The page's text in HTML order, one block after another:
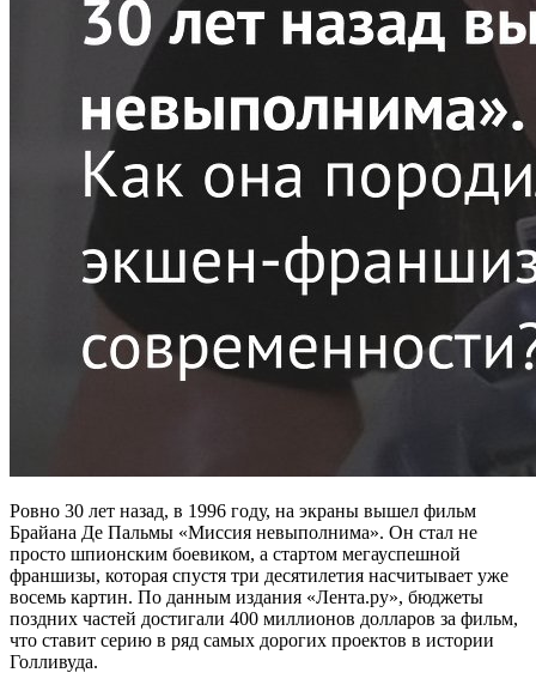
Ровно 30 лет назад, в 1996 году, на экраны вышел фильм
Брайана Де Пальмы «Миссия невыполнима». Он стал не
просто шпионским боевиком, а стартом мегауспешной
франшизы, которая спустя три десятилетия насчитывает уже
восемь картин. По данным издания «Лента.ру», бюджеты
поздних частей достигали 400 миллионов долларов за фильм,
что ставит серию в ряд самых дорогих проектов в истории
Голливуда.